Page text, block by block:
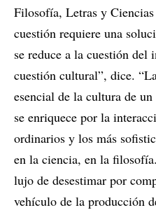
Filosofía, Letras y
cuestión requiere una
se reduce a la cuestión del
cuestión cultural”, dice.
esencial de la cultura de
se enriquece por la
ordinarios y los más
en la ciencia, en la
lujo de desestimar por
vehículo de la producción